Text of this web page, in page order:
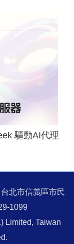
驅動AI代理
北市信義區市民
1099
Limited, Taiwan